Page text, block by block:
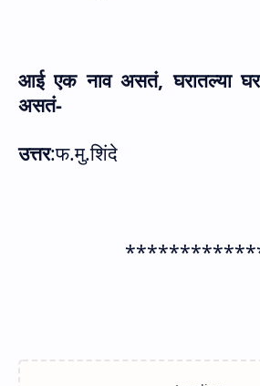
आई एक नाव असतं,घरातल्या
असतं-
उत्तर:फ.मु.शिंदे